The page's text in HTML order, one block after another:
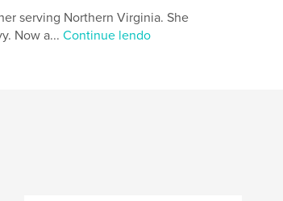
serving Northern Virginia. She
Now a... Continue lendo